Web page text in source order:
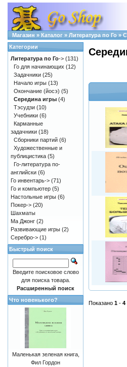
Магазин » Каталог » Литература по Го »
Показано 1 - 4
Категории
Литература по Го-> (131)
Го для начинающих (12)
Задачники (25)
Начало игры (13)
Окончание (йосэ) (5)
Середина игры (4)
Тэсудзи (10)
Учебники (6)
Карманные
задачники (18)
Сборники партий (6)
Художественные и
публицистика (5)
Го-литература по-
английски (6)
Го инвентарь-> (71)
Го и компьютер (5)
Настольные игры (6)
Покер-> (20)
Шахматы
Ма Джонг (2)
Развивающие игры (2)
Серебро-> (1)
Быстрый поиск
Введите поисковое слово
для поиска товара.
Расширенный поиск
Что новенького?
Маленькая зеленая книга,
Фил Гордон